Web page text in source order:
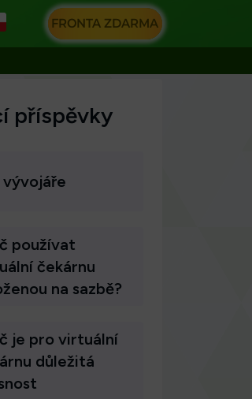
FRONTA ZDARMA
příspěvky
vývojáře
používat
čekárnu
na sazbě?
je pro virtuální
důležitá